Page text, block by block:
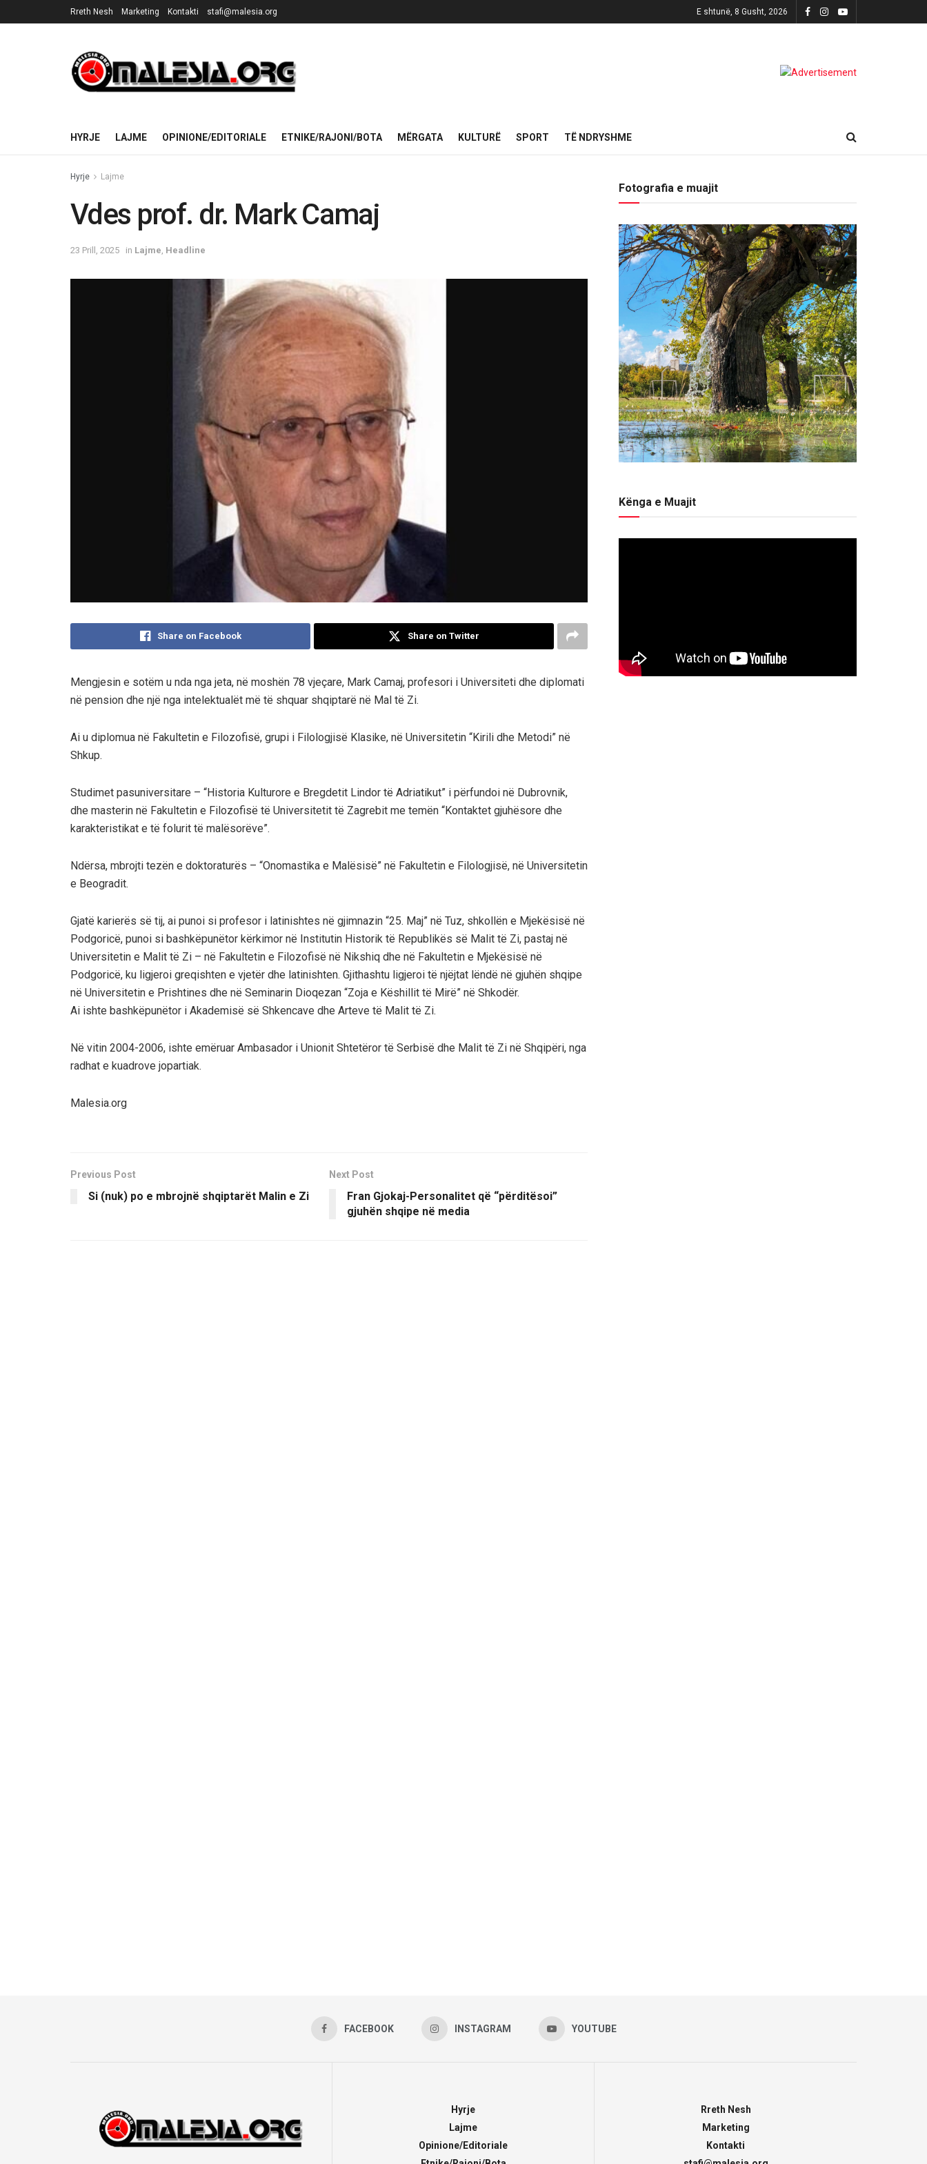
Rreth Nesh Marketing Kontakti stafi@malesia.org E shtunë, 8 Gusht, 2026
HYRJE LAJME OPINIONE/EDITORIALE ETNIKE/RAJONI/BOTA MËRGATA KULTURË SPORT TË NDRYSHME
Hyrje Lajme
Vdes prof. dr. Mark Camaj
23 Prill, 2025 in Lajme Headline
Share on Facebook Share on Twitter
Mengjesin e sotëm u nda nga jeta, në moshën 78 vjeçare, Mark Camaj, profesori i Universiteti dhe diplomati
në pension dhe një nga intelektualët më të shquar shqiptarë në Mal të Zi.
Ai u diplomua në Fakultetin e Filozofisë, grupi i Filologjisë Klasike, në Universitetin “Kirili dhe Metodi” në
Shkup.
Studimet pasuniversitare – “Historia Kulturore e Bregdetit Lindor të Adriatikut” i përfundoi në Dubrovnik,
dhe masterin në Fakultetin e Filozofisë të Universitetit të Zagrebit me temën “Kontaktet gjuhësore dhe
karakteristikat e të folurit të malësorëve”.
Ndërsa, mbrojti tezën e doktoraturës – “Onomastika e Malësisë” në Fakultetin e Filologjisë, në Universitetin
e Beogradit.
Gjatë karierës së tij, ai punoi si profesor i latinishtes në gjimnazin “25. Maj” në Tuz, shkollën e Mjekësisë në
Podgoricë, punoi si bashkëpunëtor kërkimor në Institutin Historik të Republikës së Malit të Zi, pastaj në
Universitetin e Malit të Zi – në Fakultetin e Filozofisë në Nikshiq dhe në Fakultetin e Mjekësisë në
Podgoricë, ku ligjeroi greqishten e vjetër dhe latinishten. Gjithashtu ligjeroi të njëjtat lëndë në gjuhën shqipe
në Universitetin e Prishtines dhe në Seminarin Dioqezan “Zoja e Këshillit të Mirë” në Shkodër.
Ai ishte bashkëpunëtor i Akademisë së Shkencave dhe Arteve të Malit të Zi.
Në vitin 2004-2006, ishte emëruar Ambasador i Unionit Shtetëror të Serbisë dhe Malit të Zi në Shqipëri, nga
radhat e kuadrove jopartiak.
Malesia.org
Previous Post
Si (nuk) po e mbrojnë shqiptarët Malin e Zi
Next Post
Fran Gjokaj-Personalitet që “përditësoi”
gjuhën shqipe në media
Fotografia e muajit
Kënga e Muajit
FACEBOOK INSTAGRAM YOUTUBE
Hyrje
Lajme
Opinione/Editoriale
Rreth Nesh
Marketing
Kontakti